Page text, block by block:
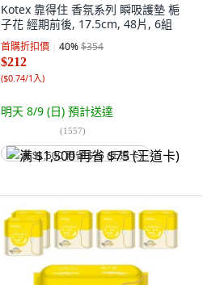
Kotex 靠得住 香氛系列 瞬吸護墊 梔
子花 經期前後, 17.5cm, 48片, 6組
首購折扣價 40%$354
$212
($0.74/1入)
明天 8/9 (日) 預計送達
(1557)
满 $1,500 再省 $75 (王道卡)